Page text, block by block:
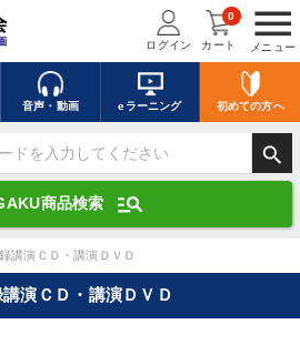
menu
メニュー
ログイン カート
0
音声・動画 eラーニング 初めての方へ
search
商品検索 manage_search
て探す
索結果に表示する
上記の条件で検索
講演ＣＤ・講演ＤＶＤ
演ＣＤ・講演ＤＶＤ